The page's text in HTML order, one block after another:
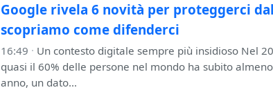
Google rivela 6 novità per proteggerci
scopriamo come difenderci
16:49 · Un contesto digitale sempre più insidioso Nel
quasi il 60% delle persone nel mondo ha subito
anno, un dato…